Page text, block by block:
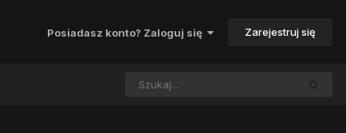
Posiadasz konto? Zaloguj się Zarejestruj się